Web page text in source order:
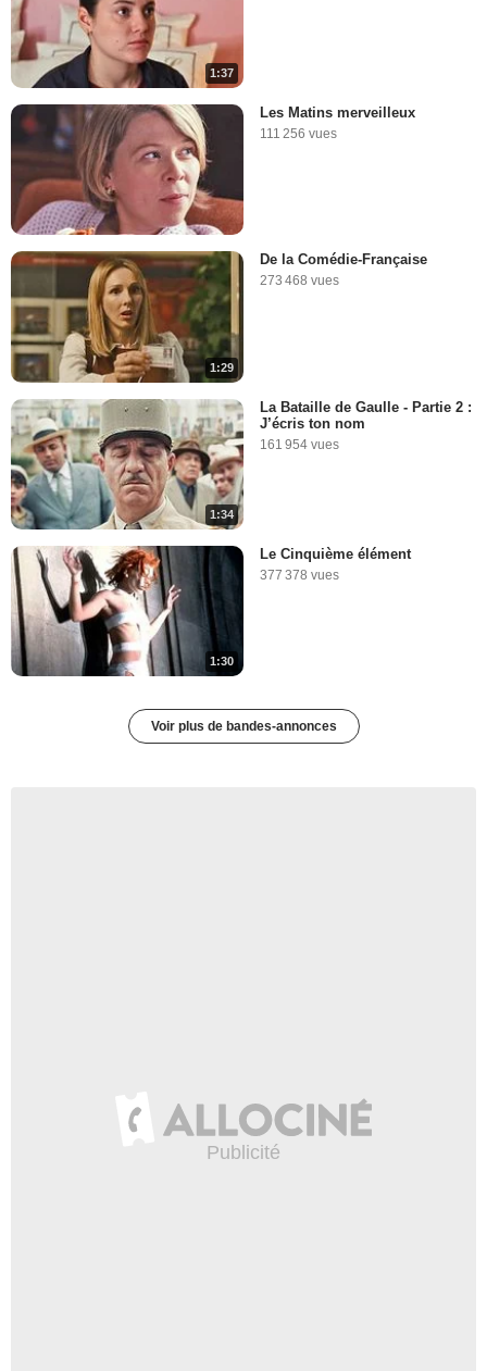
1:37
Les Matins merveilleux
111 256 vues
1:29
De la Comédie-Française
273 468 vues
1:34
La Bataille de Gaulle - Partie 2 :
J’écris ton nom
161 954 vues
1:30
Le Cinquième élément
377 378 vues
Voir plus de bandes-annonces